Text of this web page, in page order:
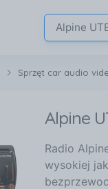
Sprzęt car audio
Alpine
Radio
wysokiej